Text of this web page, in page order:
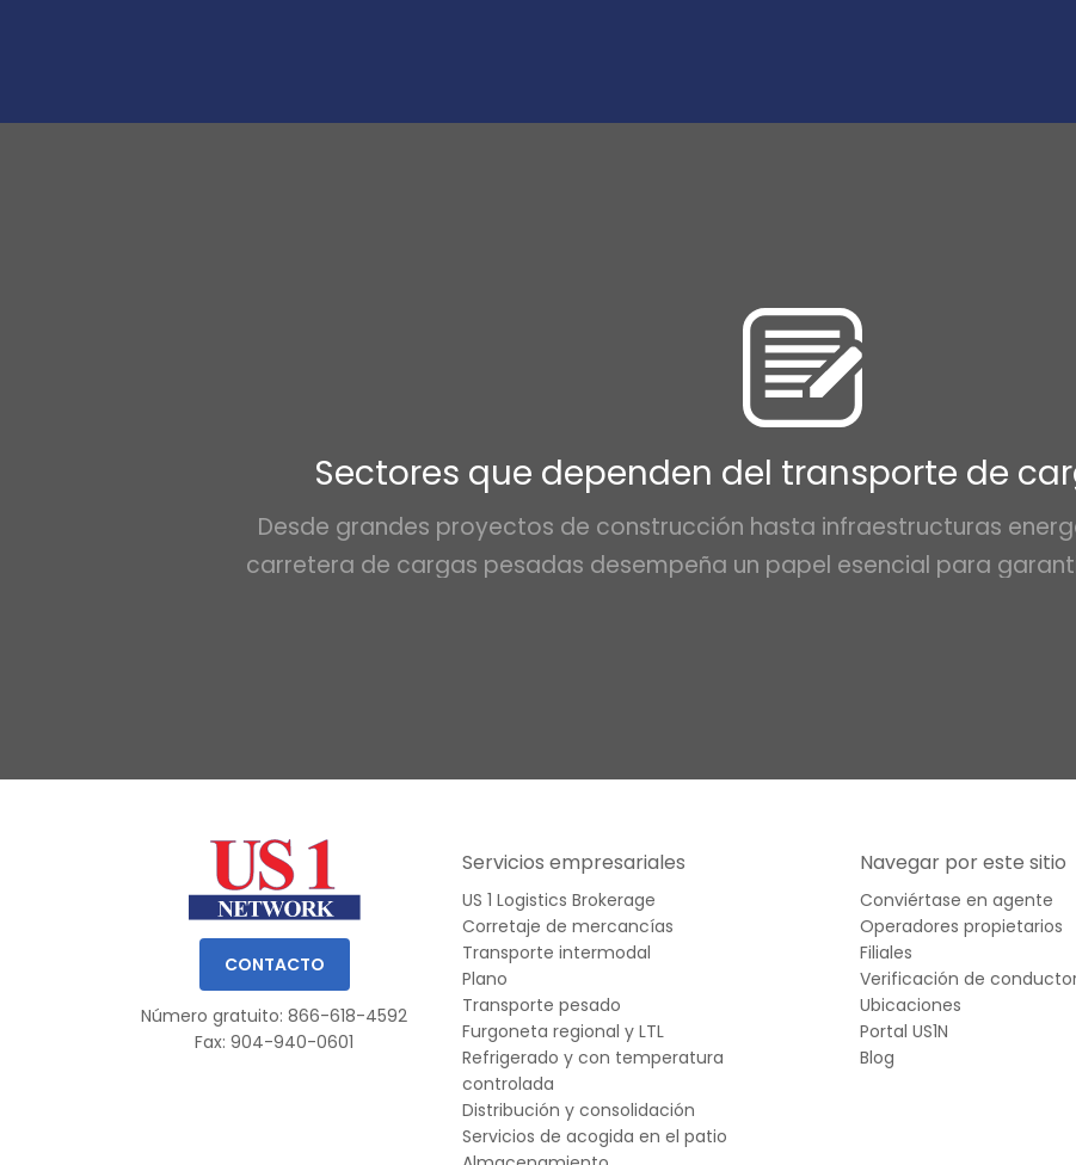
Sectores que dependen del transporte de
Desde grandes proyectos de construcción hasta infraestructuras
carretera de cargas pesadas desempeña un papel esencial para
CONTACTO
Número gratuito: 866-618-4592
Fax: 904-940-0601
Servicios empresariales
US 1 Logistics Brokerage
Corretaje de mercancías
Transporte intermodal
Plano
Transporte pesado
Furgoneta regional y LTL
Refrigerado y con temperatura
controlada
Distribución y consolidación
Servicios de acogida en el patio
Navegar por este sitio
Conviértase en agente
Operadores propietarios
Filiales
Verificación de
Ubicaciones
Portal US1N
Blog